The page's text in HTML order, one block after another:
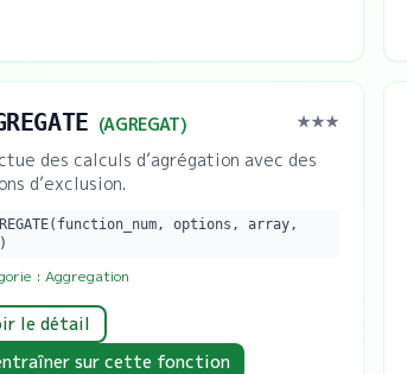
(AGREGAT) ★★★
des calculs d’agrégation avec des
d’exclusion.
options, array,
:Aggregation
le détail
sur cette fonction